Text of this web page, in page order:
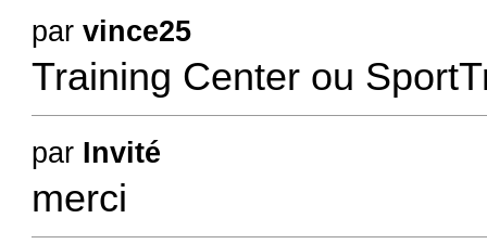
parvince25
Training Center ou
par Invité
merci